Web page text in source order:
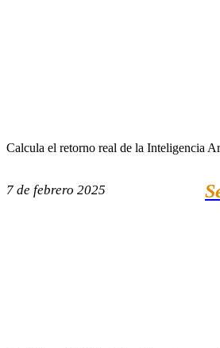
Calcula el retorno real de la Inteligencia
7 de febrero 2025